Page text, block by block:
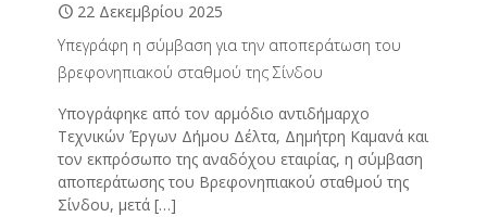
22 Δεκεμβρίου 2025
Υπεγράφη η σύμβαση για την αποπεράτωση του
βρεφονηπιακού σταθμού της Σίνδου
Υπογράφηκε από τον αρμόδιο αντιδήμαρχο
Τεχνικών Έργων Δήμου Δέλτα, Δημήτρη Καμανά και
τον εκπρόσωπο της αναδόχου εταιρίας, η σύμβαση
αποπεράτωσης του Βρεφονηπιακού σταθμού της
Σίνδου, μετά […]